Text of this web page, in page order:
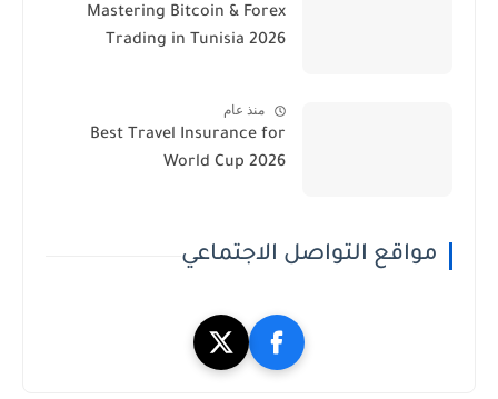
Mastering Bitcoin & Forex
Trading in Tunisia 2026
منذ عام
Best Travel Insurance for
World Cup 2026
مواقع التواصل الاجتماعي